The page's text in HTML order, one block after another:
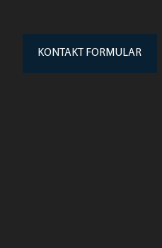
KONTAKT FORMULAR